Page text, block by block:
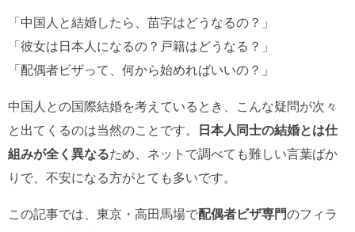
「中国人と結婚したら、苗字はどうなるの？」
「彼女は日本人になるの？戸籍はどうなる？」
「配偶者ビザって、何から始めればいいの？」
中国人との国際結婚を考えているとき、こんな疑問が次々
と出てくるのは当然のことです。
日本人同士の結婚とは仕
組みが全く異なるため、ネットで調べても難しい言葉ばか
りで、不安になる方がとても多いです。
この記事では、東京・高田馬場で配偶者ビザ専門のフィラ